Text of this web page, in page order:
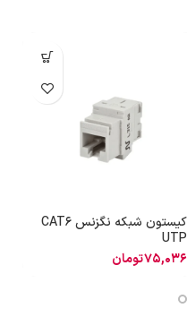
کیستون شبکه نگزنس CAT6
UTP
75,036تومان